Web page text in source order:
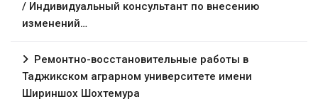
/ Индивидуальный консультант по внесению
изменений…
Ремонтно-восстановительные работы в
Таджикском аграрном университете имени
Шириншох Шохтемура